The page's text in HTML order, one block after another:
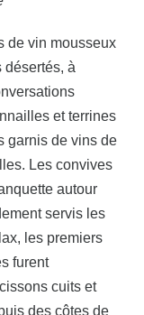
de vin mousseux
désertés, à
et terrines
garnis de vins de
Les convives
autour
servis les
les premiers
furent
cuits et
des côtes de